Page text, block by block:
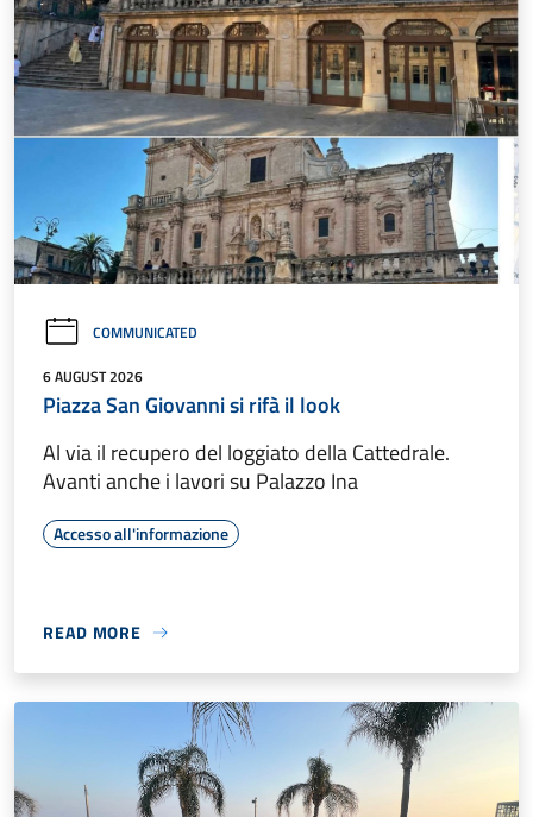
COMMUNICATED
6 AUGUST 2026
Piazza San Giovanni si rifà il look
Al via il recupero del loggiato della Cattedrale.
Avanti anche i lavori su Palazzo Ina
Accesso all'informazione
READ MORE